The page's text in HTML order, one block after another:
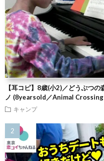
【耳コピ】8歳(小2)／どうぶつ
ノ (8yearsold／Animal
キャンプ